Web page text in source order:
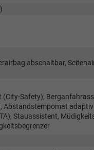
abschaltbar,
Safety),
Stauassistent,